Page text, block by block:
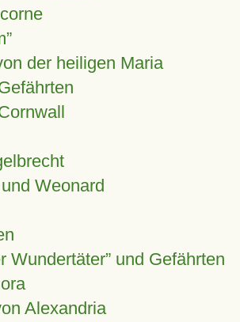
der heiligen Maria
Weonard
Wundertäter” und Gefährten
Alexandria